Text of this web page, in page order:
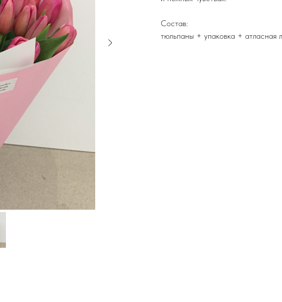
Состав:
тюльпаны + упаковка + атласная